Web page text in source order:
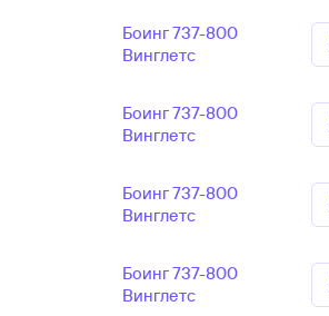
Боинг 737-800
Винглетс
Боинг 737-800
Винглетс
Боинг 737-800
Винглетс
Боинг 737-800
Винглетс